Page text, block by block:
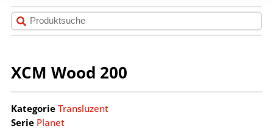
XCM Wood 200
Kategorie Transluzent
Serie Planet